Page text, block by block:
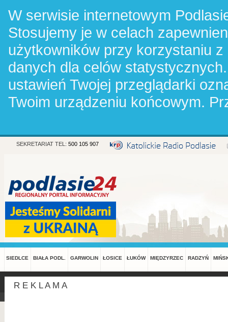
W serwisie internetowym
Stosujemy je w celach
użytkowników przy korzystaniu
danych dla celów
ustawień Twojej przeglądarki
Twoim urządzeniu końcowym.
SEKRETARIAT TEL: 500 105 907
SIEDLCE BIAŁA PODL. GARWOLIN ŁOSICE ŁUKÓW MIĘDZYRZEC RADZYŃ
R E K L A M A